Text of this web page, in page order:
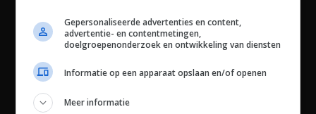
Gepersonaliseerde advertenties en content,
advertentie- en contentmetingen,
doelgroepenonderzoek en ontwikkeling van diensten
Informatie op een apparaat opslaan en/of openen
Meer informatie